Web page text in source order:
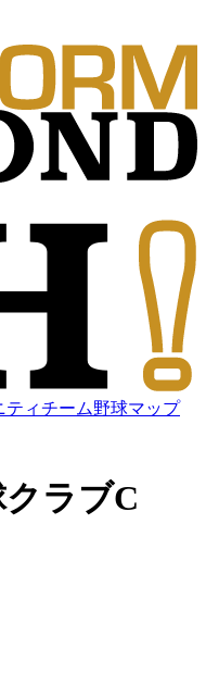
ティチーム野球マップ
ラブC